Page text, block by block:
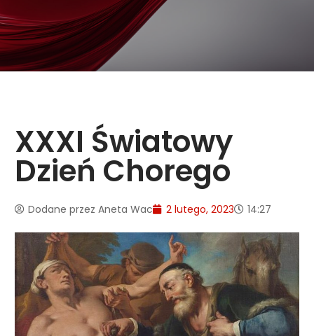
XXXI Światowy
Dzień Chorego
Dodane przez Aneta Wac 2 lutego, 2023 14:27